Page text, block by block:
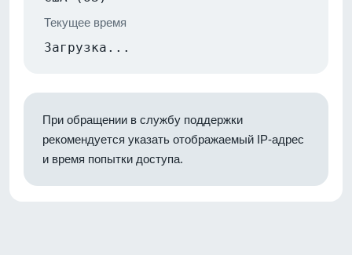
Текущее время
Загрузка...
При обращении в службу поддержки
рекомендуется указать отображаемый IP-адрес
и время попытки доступа.